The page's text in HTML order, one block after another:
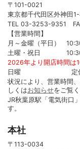
〒101-0021
東京都千代田区外神田
TEL 03-3253-9351
【営業時間】
月～金曜（平日）
土曜・祝日 10:30
2026年より開店時間は
日曜 定休
状況により、営業時間
しくはお知らせをご覧く
JR秋葉原駅「電気街口
す。
本社
〒113-0034